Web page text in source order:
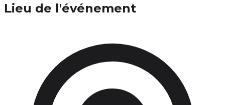
Lieu de l'événement